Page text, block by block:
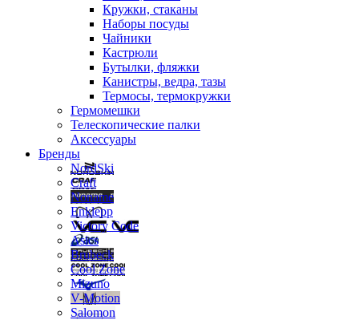
Кружки, стаканы
Наборы посуды
Чайники
Кастрюли
Бутылки, фляжки
Канистры, ведра, тазы
Термосы, термокружки
Гермомешки
Телескопические палки
Аксессуары
Бренды
NordSki
Craft
Noname
Enklepp
Victory Code
Asics
Brubeck
Cool Zone
Mizuno
V-Motion
Salomon